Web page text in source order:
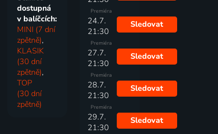
dostupná
v balíčcích:
MINI (7 dní
zpětně),
KLASIK
(30 dní
zpětně),
TOP
(30 dní
zpětně)
Premiéra
24.7.
21:30
Premiéra
Sledovat
27.7.
21:30
Premiéra
Sledovat
28.7.
21:30
Premiéra
Sledovat
29.7.
21:30
Sledovat